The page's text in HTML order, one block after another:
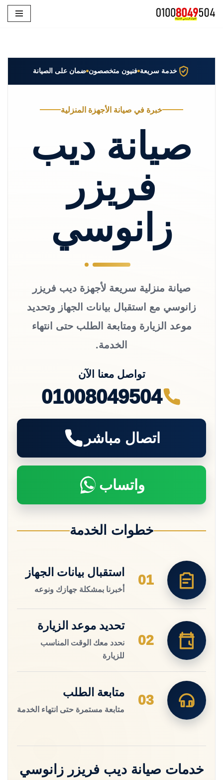
خدمة سريعة فنيون متخصصون ضمان على الصيانة
خبرة في صيانة الأجهزة المنزلية
صيانة ديب
فريزر
زانوسي
صيانة منزلية سريعة لأجهزة ديب فريزر
زانوسي مع استقبال بيانات الجهاز وتحديد
موعد الزيارة ومتابعة الطلب حتى انتهاء
الخدمة.
تواصل معنا الآن
01008049504
اتصال مباشر
واتساب
خطوات الخدمة
01
استقبال بيانات الجهاز
أخبرنا بمشكلة جهازك ونوعه
02
تحديد موعد الزيارة
نحدد معك الوقت المناسب
للزيارة
03
متابعة الطلب
متابعة مستمرة حتى انتهاء الخدمة
خدمات صيانة ديب فريزر زانوسي